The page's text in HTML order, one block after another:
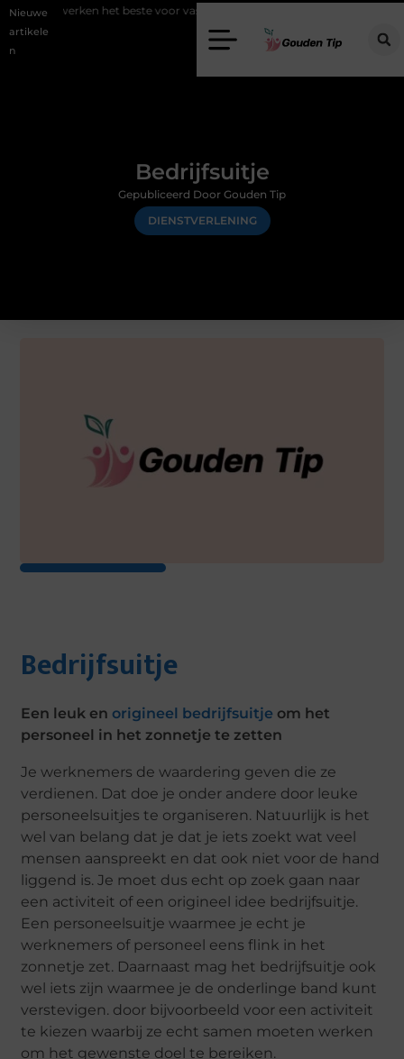
Nieuwe
artikele
n
het beste voor vastgoedmarketing?
Bedrijfsuitje
DIENSTVERLENING
Gepubliceerd Door Gouden Tip
Bedrijfsuitje
Een leuk enorigineel bedrijfsuitje om het
personeel in het zonnetje te zetten
Je werknemers de waardering geven die ze
verdienen. Dat doe je onder andere door leuke
personeelsuitjes te organiseren. Natuurlijk is het
wel van belang dat je dat je iets zoekt wat veel
mensen aanspreekt en dat ook niet voor de hand
liggend is. Je moet dus echt op zoek gaan naar
een activiteit of een origineel idee bedrijfsuitje.
Een personeelsuitje waarmee je echt je
werknemers of personeel eens flink in het
zonnetje zet. Daarnaast mag het bedrijfsuitje ook
wel iets zijn waarmee je de onderlinge band kunt
verstevigen. door bijvoorbeeld voor een activiteit
te kiezen waarbij ze echt samen moeten werken
om het gewenste doel te bereiken.